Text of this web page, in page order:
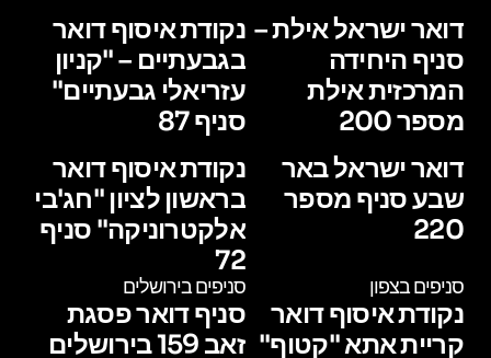
דואר ישראל אילת –
סניף היחידה
המרכזית אילת
מספר 200
דואר ישראל באר
שבע סניף מספר
220
נקודת איסוף דואר
בגבעתיים – "קניון
עזריאלי גבעתיים"
סניף 87
נקודת איסוף דואר
בראשון לציון "חג'בי
אלקטרוניקה" סניף
72
סניפים בצפון
נקודת איסוף דואר
קריית אתא "קטוף"
סניפים בירושלים
סניף דואר פסגת
זאב 159 בירושלים